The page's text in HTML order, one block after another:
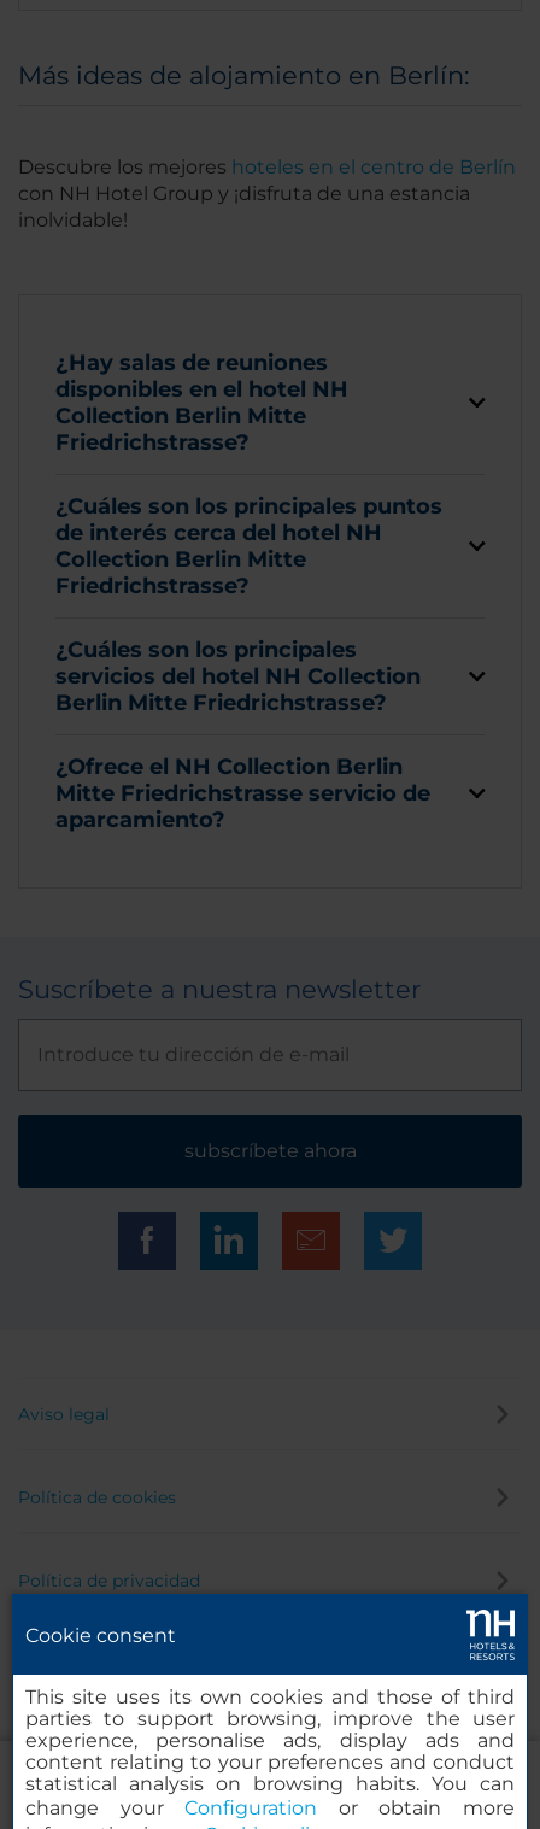
Más ideas de alojamiento en Berlín:
Descubre los mejores hoteles en el centro de Berlín
con NH Hotel Group y ¡disfruta de una estancia
inolvidable!
¿Hay salas de reuniones
disponibles en el hotel NH
Collection Berlin Mitte
Friedrichstrasse?
¿Cuáles son los principales puntos
de interés cerca del hotel NH
Collection Berlin Mitte
Friedrichstrasse?
¿Cuáles son los principales
servicios del hotel NH Collection
Berlin Mitte Friedrichstrasse?
¿Ofrece el NH Collection Berlin
Mitte Friedrichstrasse servicio de
aparcamiento?
Suscríbete a nuestra newsletter
subscríbete ahora
Aviso legal
Política de cookies
Política de privacidad
Cookie consent
This site uses its own cookies and those of third
parties to support browsing, improve the user
experience, personalise ads, display ads and
content relating to your preferences and conduct
statistical analysis on browsing habits. You can
change yourConfiguration or obtain more